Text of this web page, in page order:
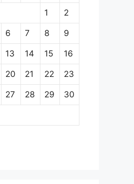
1 2
6 7 8 9
13 14 15 16
20 21 22 23
27 28 29 30